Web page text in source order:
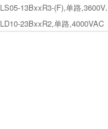
LS05-13BxxR3-(F),单路,3600VAC
LD10-23BxxR2,单路,4000VAC